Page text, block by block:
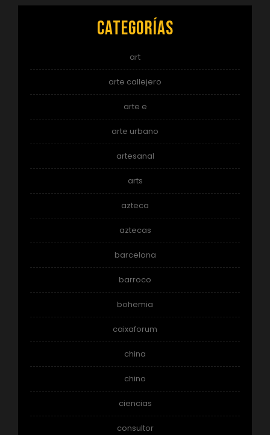
Categorías
art
arte callejero
arte e
arte urbano
artesanal
arts
azteca
aztecas
barcelona
barroco
bohemia
caixaforum
china
chino
ciencias
consultor